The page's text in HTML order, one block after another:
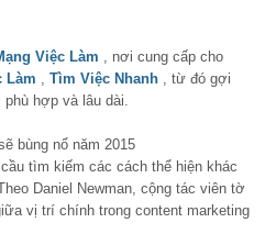
Việc Làm , nơi cung cấp cho
Làm , Tìm Việc Nhanh , từ đó gợi
hợp và lâu dài.
tìm kiếm các cách thể hiện khác
Daniel Newman, cộng tác viên tờ
vị trí chính trong content marketing